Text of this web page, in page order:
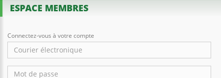
ESPACE MEMBRES
Connectez-vous à votre compte